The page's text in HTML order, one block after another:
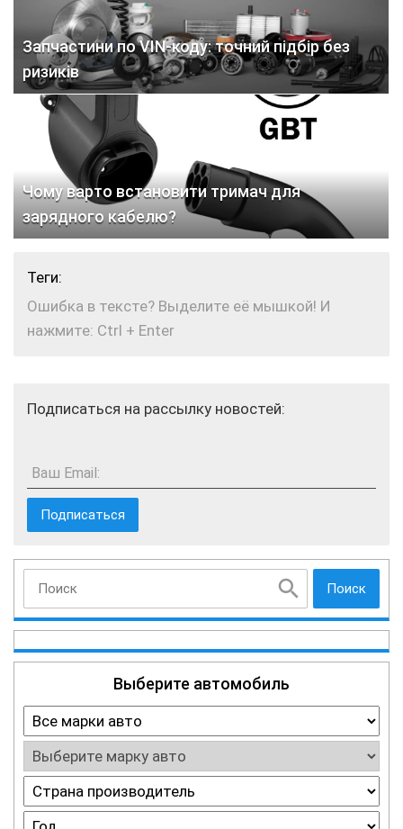
Поиск
Выберите автомобиль
Запчастини по VIN-коду: точний підбір без
ризиків
Чому варто встановити тримач для
зарядного кабелю?
Теги:
Ошибка в тексте? Выделите её мышкой! И
нажмите: Ctrl + Enter
Подписаться на рассылку новостей:
Ваш Email: